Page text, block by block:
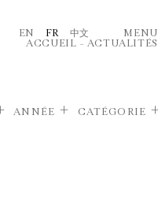
EN FR 中文
MENU
ACCUEIL – ACTUALITÉS
ANNÉE CATÉGORIE